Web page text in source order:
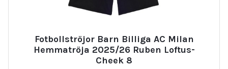
Fotbollströjor Barn Billiga AC Milan
Hemmatröja 2025/26 Ruben Loftus-
Cheek 8